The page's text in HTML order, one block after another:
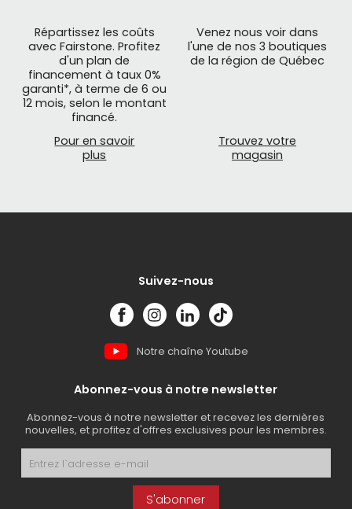
Répartissez les coûts
avec Fairstone. Profitez
d'un plan de
financement à taux 0%
garanti*, à terme de 6 ou
12 mois, selon le montant
financé.
Pour en savoir
plus
Venez nous voir dans
l'une de nos 3 boutiques
de la région de Québec
Trouvez votre
magasin
Suivez-nous
Notre chaîne Youtube
Abonnez-vous à notre newsletter
Abonnez-vous à notre newsletter et recevez les dernières
nouvelles, et profitez d'offres exclusives pour les membres.
S'abonner